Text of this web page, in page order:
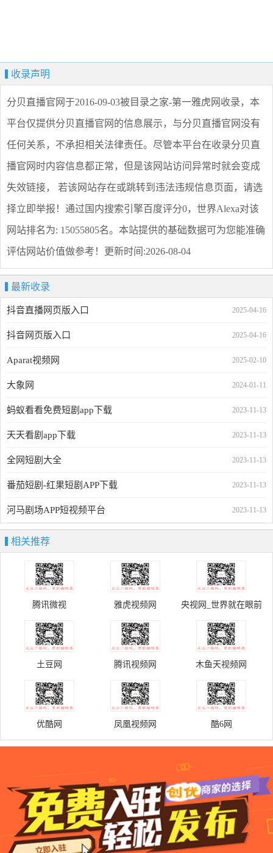
收录声明
分贝直播官网 于2016-09-03被目录之家-第一雅虎网收录，本
平台仅提供分贝直播官网 的信息展示，与分贝直播官网没有
任何关系，不承担相关法律责任。尽管本平台在收录分贝直
播官网 时内容信息都正常，但是该网站访问异常时就会变成
失效链接， 若该网站存在或跳转到违法违规信息页面，请选
择立即举报 ！通过国内搜索引擎百度评分0，世界Alexa对该
网站排名为: 15055805名。本站提供的基础数据可为您能准确
评估网站价值做参考！ 更新时间:2026-08-04
最新收录
2025-04-16
抖音直播网页版入口
2025-04-16
抖音网页版入口
2025-02-10
Aparat视频网
2024-01-11
大象网
2023-11-13
蚂蚁看看免费短剧app下载
2023-11-13
天天看剧app下载
2023-11-13
全网短剧大全
2023-11-13
番茄短剧-红果短剧APP下载
2023-11-13
河马剧场APP短视频平台
相关推荐
腾讯微视 雅虎视频网 央视网_世界就在眼前
土豆网 腾讯视频网 木鱼天视频网
优酷网 凤凰视频网 酷6网